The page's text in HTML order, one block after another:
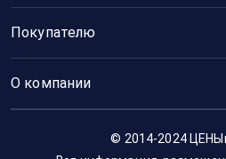
Покупателю
О компании
© 2014-2024